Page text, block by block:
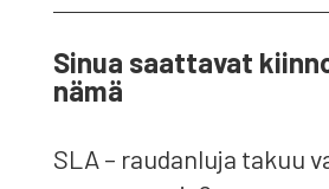
Sinua saattavat
nämä
SLA – raudanluja takuu